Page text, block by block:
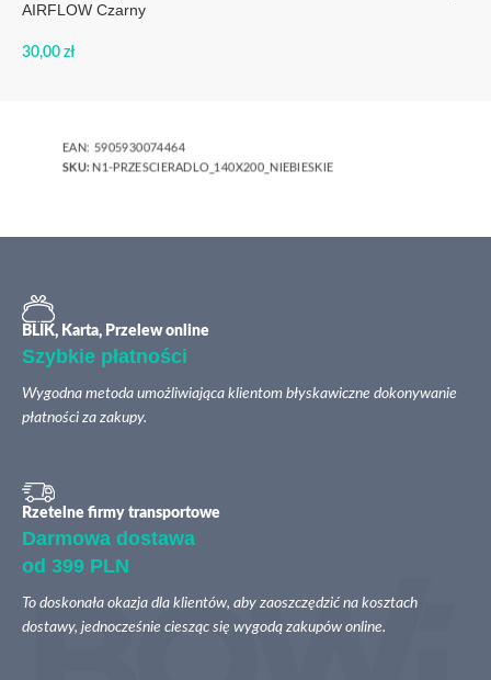
AIRFLOW Czarny
30,00zł
EAN: 5905930074464
SKU: N1-PRZESCIERADLO_140X200_NIEBIESKIE
BLIK, Karta, Przelew online
Szybkie płatności
Wygodna metoda umożliwiająca klientom błyskawiczne dokonywanie
płatności za zakupy.
Rzetelne firmy transportowe
Darmowa dostawa
od 399 PLN
To doskonała okazja dla klientów, aby zaoszczędzić na kosztach
dostawy, jednocześnie ciesząc się wygodą zakupów online.